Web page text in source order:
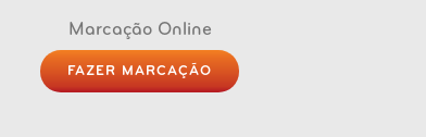
Marcação Online
FAZER MARCAÇÃO